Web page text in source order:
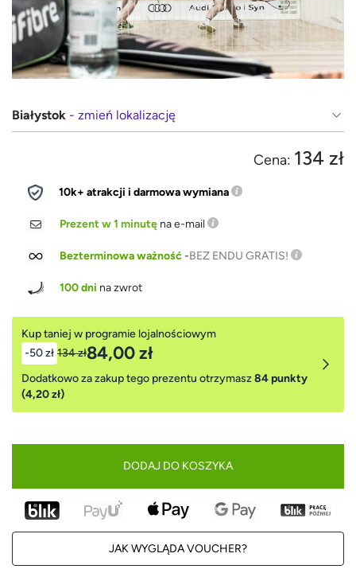
Białystok - zmień lokalizację
Cena: 134 zł
10k+ atrakcji i darmowa wymiana
Prezent w 1 minutę na e-mail
Bezterminowa ważność-BEZ ENDU GRATIS!
100 dni na zwrot
Kup taniej w programie lojalnościowym
-50 zł 134 zł84,00 zł
Dodatkowo za zakup tego prezentu otrzymasz84 punkty
(4,20 zł)
DODAJ DO KOSZYKA
JAK WYGLĄDA VOUCHER?